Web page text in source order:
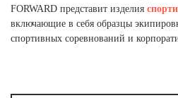
FORWARD представит изделия
включающие в себя образцы
спортивных соревнований и